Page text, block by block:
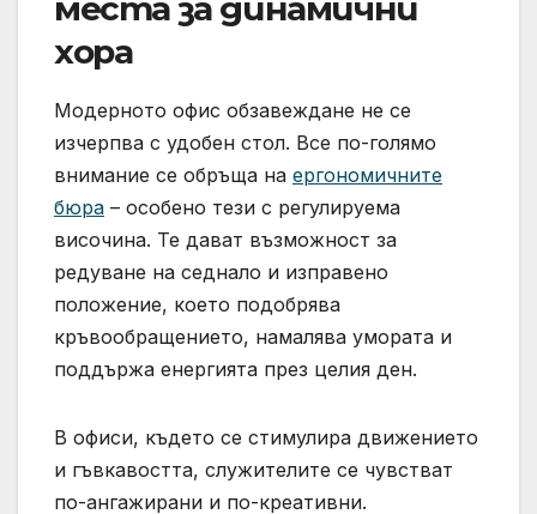
места за динамични
хора
Модерното офис обзавеждане не се
изчерпва с удобен стол. Все по-голямо
внимание се обръща на ергономичните
бюра – особено тези с регулируема
височина. Те дават възможност за
редуване на седнало и изправено
положение, което подобрява
кръвообращението, намалява умората и
поддържа енергията през целия ден.
В офиси, където се стимулира движението
и гъвкавостта, служителите се чувстват
по-ангажирани и по-креативни.